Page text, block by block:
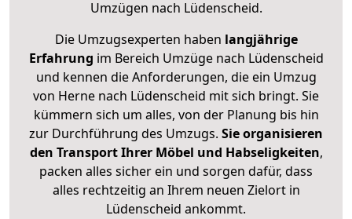
Umzügen nach Lüdenscheid.
Die Umzugsexperten haben langjährige
Erfahrung im Bereich Umzüge nach Lüdenscheid
und kennen die Anforderungen, die ein Umzug
von Herne nach Lüdenscheid mit sich bringt. Sie
kümmern sich um alles, von der Planung bis hin
zur Durchführung des Umzugs. Sie organisieren
den Transport Ihrer Möbel und Habseligkeiten,
packen alles sicher ein und sorgen dafür, dass
alles rechtzeitig an Ihrem neuen Zielort in
Lüdenscheid ankommt.